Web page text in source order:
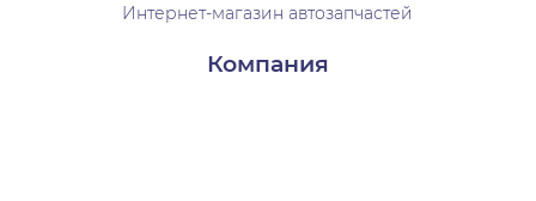
Интернет-магазин автозапчастей
Компания